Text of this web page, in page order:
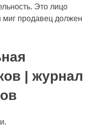
Это лицо
миг продавец должен
| журнал